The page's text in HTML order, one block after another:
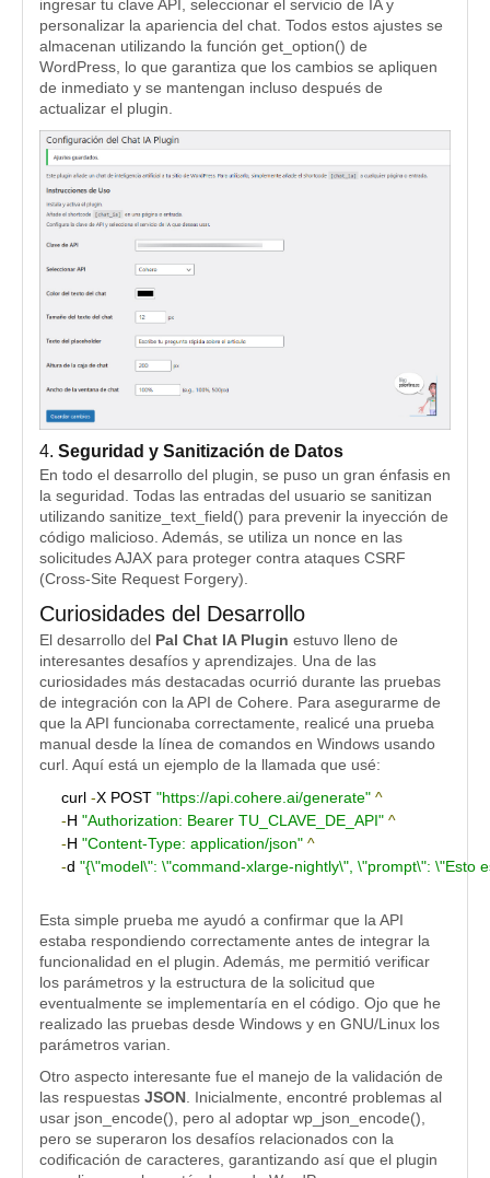
ingresar tu clave API, seleccionar el servicio de IA y
personalizar la apariencia del chat. Todos estos ajustes se
almacenan utilizando la función get_option() de
WordPress, lo que garantiza que los cambios se apliquen
de inmediato y se mantengan incluso después de
actualizar el plugin.
4. Seguridad y Sanitización de Datos
En todo el desarrollo del plugin, se puso un gran énfasis en
la seguridad. Todas las entradas del usuario se sanitizan
utilizando sanitize_text_field() para prevenir la inyección de
código malicioso. Además, se utiliza un nonce en las
solicitudes AJAX para proteger contra ataques CSRF
(Cross-Site Request Forgery).
Curiosidades del Desarrollo
El desarrollo del Pal Chat IA Plugin estuvo lleno de
interesantes desafíos y aprendizajes. Una de las
curiosidades más destacadas ocurrió durante las pruebas
de integración con la API de Cohere. Para asegurarme de
que la API funcionaba correctamente, realicé una prueba
manual desde la línea de comandos en Windows usando
curl. Aquí está un ejemplo de la llamada que usé:
curl -X POST "https://api.cohere.ai/generate" ^
-H "Authorization: Bearer TU_CLAVE_DE_API" ^
-H "Content-Type: application/json" ^
-d "{\"model\": \"command-xlarge-nightly\", \"prompt\": \"Esto
Esta simple prueba me ayudó a confirmar que la API
estaba respondiendo correctamente antes de integrar la
funcionalidad en el plugin. Además, me permitió verificar
los parámetros y la estructura de la solicitud que
eventualmente se implementaría en el código. Ojo que he
realizado las pruebas desde Windows y en GNU/Linux los
parámetros varian.
Otro aspecto interesante fue el manejo de la validación de
las respuestas JSON . Inicialmente, encontré problemas al
usar json_encode(), pero al adoptar wp_json_encode(),
pero se superaron los desafíos relacionados con la
codificación de caracteres, garantizando así que el plugin